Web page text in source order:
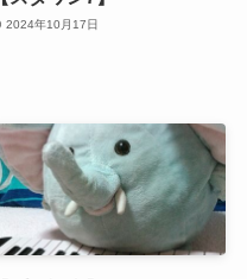
2024年10月17日